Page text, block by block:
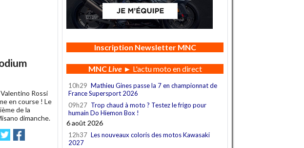
Rossi
en course ! Le
de la
dimanche.
EnvoyerPartager
sur
Inscription Newsletter MNC
MNCLive► L'actu moto en direct
10h29 Mathieu Gines passe la 7 en championnat de
France Supersport 2026
09h27 Trop chaud à moto ? Testez le frigo pour
humain Do Hiemon Box !
6 août 2026
12h37 Les nouveaux coloris des motos Kawasaki
2027